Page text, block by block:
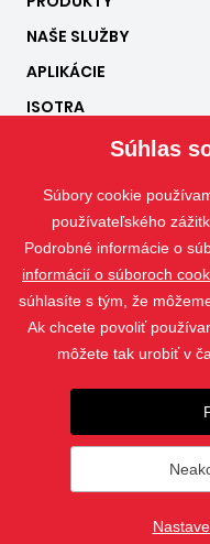
NAŠE SLUŽBY
APLIKÁCIE
ISOTRA
Fotografie sú chránené
použitie
Súhlas
Súbory cookie
používateľského
Podrobné informácie o
informácií o súboroch
súhlasíte s tým, že
Ak chcete povoliť
môžete tak urobiť v